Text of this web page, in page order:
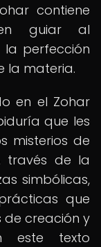
contiene
guiar al
la perfección
la materia.
en el Zohar
que les
misterios de
través de la
simbólicas,
que
de creación y
este texto